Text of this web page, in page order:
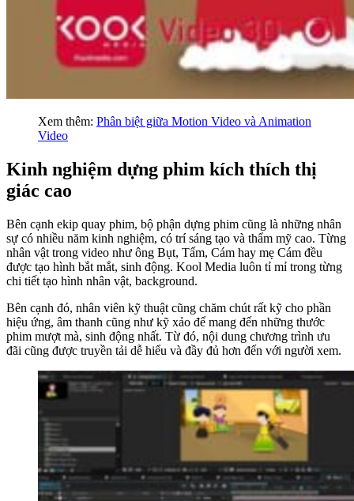
Xem thêm: Phân biệt giữa Motion Video và Animation
Video
Kinh nghiệm dựng phim kích thích thị
giác cao
Bên cạnh ekip quay phim, bộ phận dựng phim cũng là những nhân
sự có nhiều năm kinh nghiệm, có trí sáng tạo và thẩm mỹ cao. Từng
nhân vật trong video như ông Bụt, Tấm, Cám hay mẹ Cám đều
được tạo hình bắt mắt, sinh động. Kool Media luôn tỉ mỉ trong từng
chi tiết tạo hình nhân vật, background.
Bên cạnh đó, nhân viên kỹ thuật cũng chăm chút rất kỹ cho phần
hiệu ứng, âm thanh cũng như kỹ xảo để mang đến những thước
phim mượt mà, sinh động nhất. Từ đó, nội dung chương trình ưu
đãi cũng được truyền tải dễ hiểu và đầy đủ hơn đến với người xem.